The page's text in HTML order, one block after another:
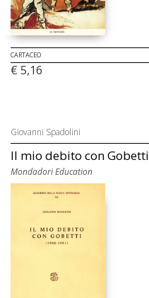
CARTACEO
€ 5,16
Giovanni Spadolini
Il mio debito con
Mondadori Education